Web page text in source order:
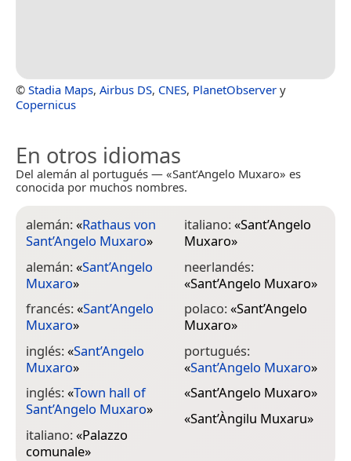
© Stadia Maps, Airbus DS, CNES, PlanetObserver y
Copernicus
En otros idiomas
Del alemán al portugués — «Sant’Angelo Muxaro» es
conocida por muchos nombres.
alemán:«Rathaus von
Sant’Angelo Muxaro»
alemán:«Sant’Angelo
Muxaro»
francés:«Sant’Angelo
Muxaro»
inglés:«Sant’Angelo
Muxaro»
inglés:«Town hall of
Sant’Angelo Muxaro»
italiano:«Palazzo
comunale»
italiano:«Sant’Angelo
Muxaro»
neerlandés:
«Sant’Angelo Muxaro»
polaco:«Sant’Angelo
Muxaro»
portugués:
«Sant’Angelo Muxaro»
«Sant’Angelo Muxaro»
«Sant’Àngilu Muxaru»